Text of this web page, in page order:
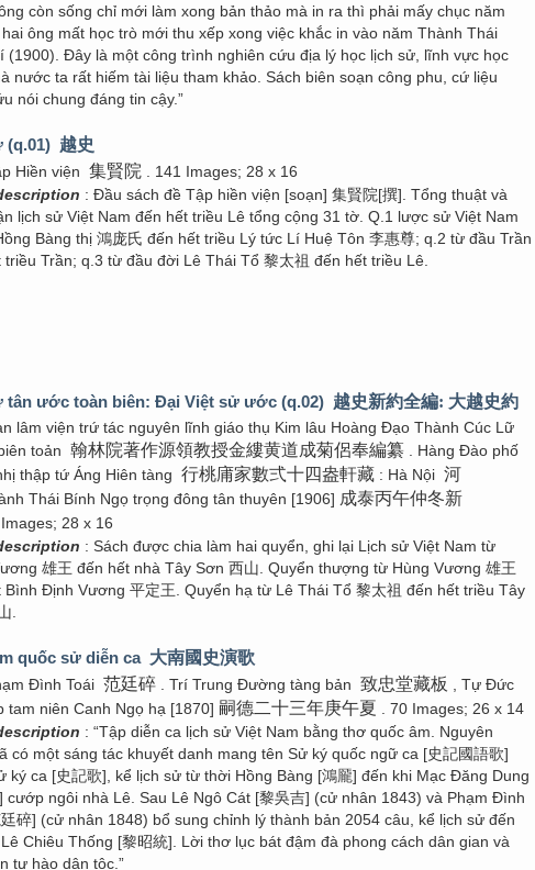
còn sống chỉ mới làm xong bản thảo mà in ra thì phải mấy chục năm
ông mất học trò mới thu xếp xong việc khắc in vào năm Thành Thái
(1900). Đây là một công trình nghiên cứu địa lý học lịch sử, lĩnh vực học
nước ta rất hiếm tài liệu tham khảo. Sách biên soạn công phu, cứ liệu
nói chung đáng tin cậy.”
(q.01) 越史
Hiền viện 集賢院 . 141 Images; 28 x 16
: Đầu sách đề Tập hiền viện [soạn] 集賢院[撰]. Tổng thuật và
lịch sử Việt Nam đến hết triều Lê tổng cộng 31 tờ. Q.1 lược sử Việt Nam
Bàng thị 鴻庞氏 đến hết triều Lý tức Lí Huệ Tôn 李惠尊; q.2 từ đầu Trần
triều Trần; q.3 từ đầu đời Lê Thái Tổ 黎太祖 đến hết triều Lê.
tân ước toàn biên: Đại Việt sử ước (q.02) 越史新約全編: 大越史約
lâm viện trứ tác nguyên lĩnh giáo thụ Kim lâu Hoàng Đạo Thành Cúc Lữ
toản 翰林院著作源領教授金縷黄道成菊侶奉編纂 . Hàng Đào phố
thập tứ Áng Hiên tàng 行桃庯家數弍十四盎軒藏 : Hà Nội 河
Thái Bính Ngọ trọng đông tân thuyên [1906] 成泰丙午仲冬新
28 x 16
: Sách được chia làm hai quyển, ghi lại Lịch sử Việt Nam từ
雄王 đến hết nhà Tây Sơn 西山. Quyển thượng từ Hùng Vương 雄王
Bình Định Vương 平定王. Quyển hạ từ Lê Thái Tổ 黎太祖 đến hết triều Tây
.
quốc sử diễn ca 大南國史演歌
Đình Toái 范廷碎 . Trí Trung Đường tàng bản 致忠堂藏板 , Tự Đức
tam niên Canh Ngọ hạ [1870] 嗣德二十三年庚午夏 . 70 Images; 26 x 14
: “Tập diễn ca lịch sử Việt Nam bằng thơ quốc âm. Nguyên
có một sáng tác khuyết danh mang tên Sử ký quốc ngữ ca [史記國語歌]
ký ca [史記歌], kể lịch sử từ thời Hồng Bàng [鴻龎] đến khi Mạc Đăng Dung
cướp ngôi nhà Lê. Sau Lê Ngô Cát [黎吳吉] (cử nhân 1843) và Phạm Đình
碎] (cử nhân 1848) bổ sung chỉnh lý thành bản 2054 câu, kể lịch sử đến
Chiêu Thống [黎昭統]. Lời thơ lục bát đậm đà phong cách dân gian và
tự hào dân tộc.”